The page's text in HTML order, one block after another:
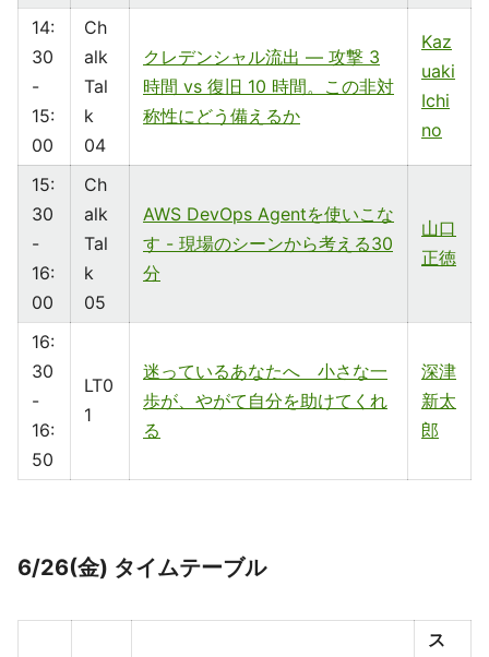
14:
30
-
15:
00
Ch
alk
Tal
k
04
クレデンシャル流出 ― 攻撃 3
時間 vs 復旧 10 時間。この非対
称性にどう備えるか
Kaz
uaki
Ichi
no
15:
30
-
16:
00
Ch
alk
Tal
k
05
AWS DevOps Agentを使いこな
す - 現場のシーンから考える30
分
山口
正徳
16:
30
-
16:
50
LT0
1
迷っているあなたへ 小さな一
歩が、やがて自分を助けてくれ
る
深津
新太
郎
6/26(金) タイムテーブル
ス